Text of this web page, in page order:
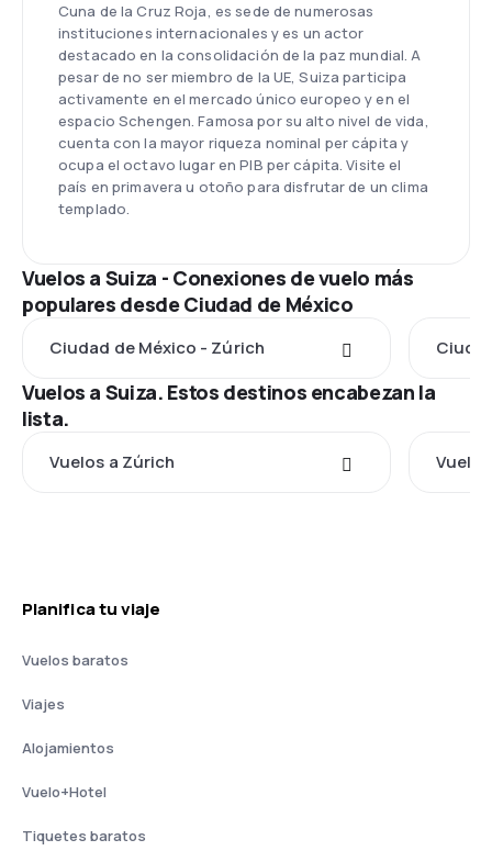
Cuna de la Cruz Roja, es sede de numerosas
instituciones internacionales y es un actor
destacado en la consolidación de la paz mundial. A
pesar de no ser miembro de la UE, Suiza participa
activamente en el mercado único europeo y en el
espacio Schengen. Famosa por su alto nivel de vida,
cuenta con la mayor riqueza nominal per cápita y
ocupa el octavo lugar en PIB per cápita. Visite el
país en primavera u otoño para disfrutar de un clima
templado.
Vuelos a Suiza - Conexiones de vuelo más
populares desde Ciudad de México
Ciudad de México - Zúrich
Vuelos a Suiza. Estos destinos encabezan la
lista.
Vuelos a Zúrich
Planifica tu viaje
Vuelos baratos
Viajes
Alojamientos
Vuelo+Hotel
Tiquetes baratos